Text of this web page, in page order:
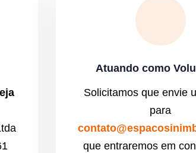
Atuando como
Solicitamos que envie
para
que entraremos em